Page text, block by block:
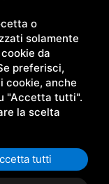
o
solamente
da
preferisci,
cookie, anche
"Accetta tutti".
la scelta
tutti